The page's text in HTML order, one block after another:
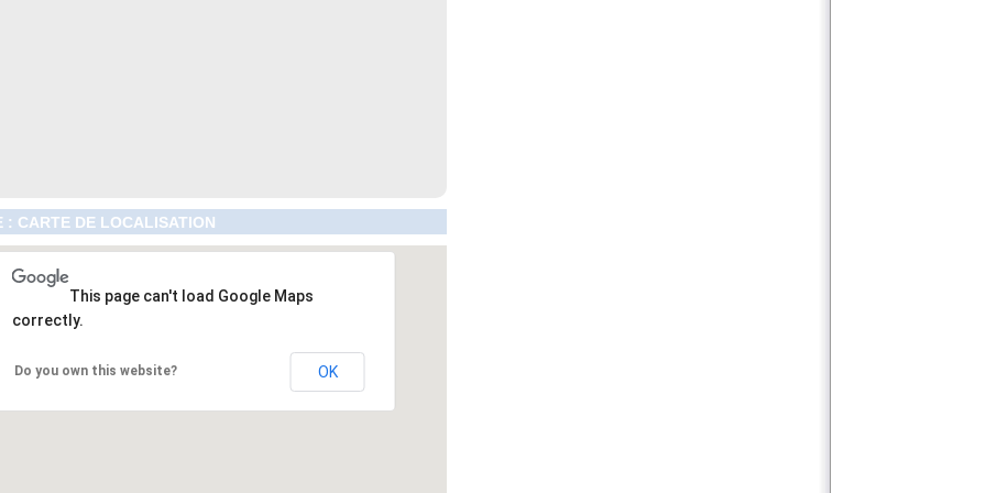
: CARTE DE LOCALISATION
This page can't load Google Maps
correctly.
Do you own this website? OK